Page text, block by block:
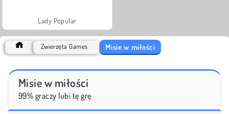
Lady Popular
Zwierzęta Games Misie w miłości
Misie w miłości
99% graczy lubi tę grę